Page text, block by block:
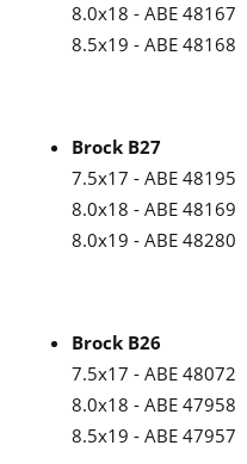
8.0x18 - ABE 48167
8.5x19 - ABE 48168
Brock B27
7.5x17 - ABE 48195
8.0x18 - ABE 48169
8.0x19 - ABE 48280
Brock B26
7.5x17 - ABE 48072
8.0x18 - ABE 47958
8.5x19 - ABE 47957